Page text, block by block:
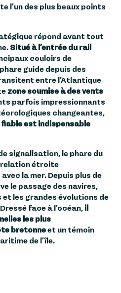
l’un des plus beaux points
répond avant tout
Situé à l’entrée du rail
couloirs de
guide depuis des
entre l’Atlantique
zone soumise à des vents
parfois impressionnants
changeantes,
est indispensable
signalisation, le phare du
relation étroite
la mer. Depuis plus de
le passage des navires,
et les grandes évolutions de
face à l’océan, il
les plus
bretonneet un témoin
de l’île.